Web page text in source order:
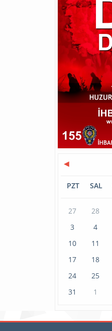
◀
PZT SAL
27 28
3
4
10
11
17
18
24
25
31
1